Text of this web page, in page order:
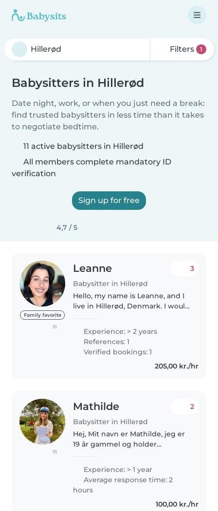
Filters 1
Babysitters in Hillerød
Date night, work, or when you just need a break:
find trusted babysitters in less time than it takes
to negotiate bedtime.
11 active babysitters in Hillerød
All members complete mandatory ID
verification
Sign up for free
4,7 / 5
Family favorite
(1)
Leanne
Babysitter in Hillerød
3
Hello, my name is Leanne, and I
live in Hillerød, Denmark. I would
for a family here, as I enjoy
learning more about Danish
culture while also gaining..
Experience: > 2 years
References: 1
Verified bookings: 1
205,00 kr./hr
(1)
Mathilde
Babysitter in Hillerød
2
Hej, Mit navn er Mathilde, jeg er
19 år gammel og holder
hjælpe til i en børnehaveklasse.
Jeg elsker at lave kreative
aktiviteter,..
Experience: > 1 year
Average response time: 2
hours
100,00 kr./hr